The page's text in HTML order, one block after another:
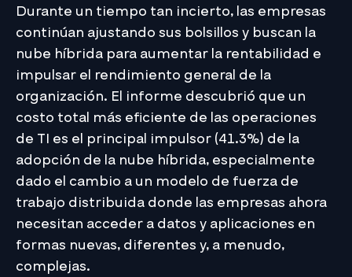
Durante un tiempo tan incierto, las empresas
continúan ajustando sus bolsillos y buscan la
nube híbrida para aumentar la rentabilidad e
impulsar el rendimiento general de la
organización. El informe descubrió que un
costo total más eficiente de las operaciones
de TI es el principal impulsor (41.3%) de la
adopción de la nube híbrida, especialmente
dado el cambio a un modelo de fuerza de
trabajo distribuida donde las empresas ahora
necesitan acceder a datos y aplicaciones en
formas nuevas, diferentes y, a menudo,
complejas.